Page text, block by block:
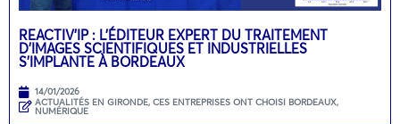
REACTIV’IP : L’ÉDITEUR EXPERT DU TRAITEMENT
D’IMAGES SCIENTIFIQUES ET INDUSTRIELLES
S’IMPLANTE À BORDEAUX
14/01/2026
ACTUALITÉS EN GIRONDE, CES ENTREPRISES ONT CHOISI BORDEAUX,
NUMÉRIQUE